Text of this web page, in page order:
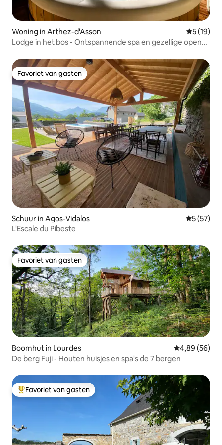
Woning in Arthez-d'Asson
5 (19)
Lodge in het bos - Ontspannende spa en gezellige open
Favoriet van gasten
Favoriet van gasten
Schuur in Agos-Vidalos
5 (57)
L'Escale du Pibeste
Favoriet van gasten
Favoriet van gasten
Boomhut in Lourdes Gemiddelde
4,89 (56)
De berg Fuji - Houten huisjes en spa's de 7 bergen
Topfavoriet van gasten
Favoriet van gasten